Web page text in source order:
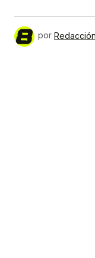
por Redacción